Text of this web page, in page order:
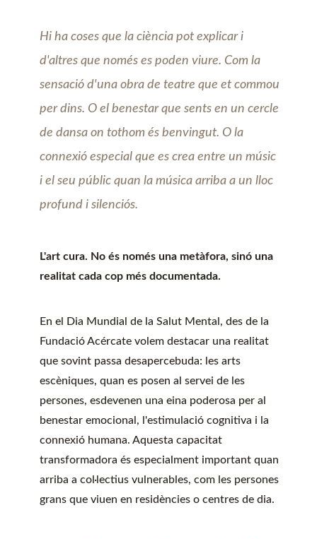
Hi ha coses que la ciència pot explicar i
d'altres que només es poden viure. Com la
sensació d'una obra de teatre que et commou
per dins. O el benestar que sents en un cercle
de dansa on tothom és benvingut. O la
connexió especial que es crea entre un músic
i el seu públic quan la música arriba a un lloc
profund i silenciós.
L'art cura. No és només una metàfora, sinó una
realitat cada cop més documentada.
En el Dia Mundial de la Salut Mental, des de la
Fundació Acércate volem destacar una realitat
que sovint passa desapercebuda: les arts
escèniques, quan es posen al servei de les
persones, esdevenen una eina poderosa per al
benestar emocional, l'estimulació cognitiva i la
connexió humana. Aquesta capacitat
transformadora és especialment important quan
arriba a col·lectius vulnerables, com les persones
grans que viuen en residències o centres de dia.